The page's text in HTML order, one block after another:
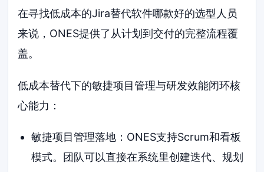
在寻找低成本的Jira替代软件哪款好的选型人员
来说，ONES提供了从计划到交付的完整流程覆
盖。
低成本替代下的敏捷项目管理与研发效能闭环核
心能力：
敏捷项目管理落地：ONES支持Scrum和看板
模式。团队可以直接在系统里创建迭代、规划